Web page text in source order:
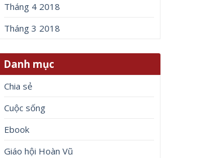
Tháng 4 2018
Tháng 3 2018
Danh mục
Chia sẻ
Cuộc sống
Ebook
Giáo hội Hoàn Vũ